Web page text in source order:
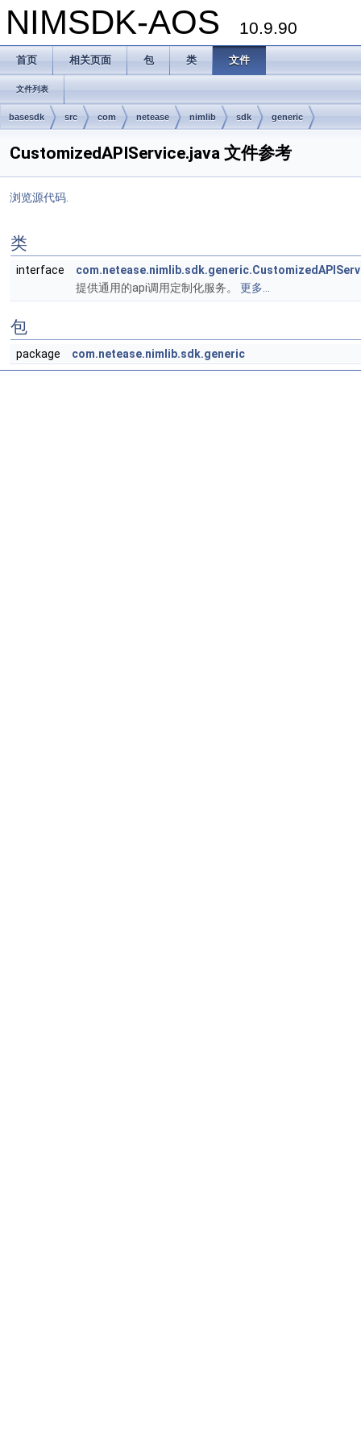
NIMSDK-AOS 10.9.90
首页 相关页面 包 类 文件
文件列表
basesdk src com netease nimlib sdk generic
CustomizedAPIService.java 文件参考
浏览源代码.
类
interface
提供通用的api调用定制化服务。 更多...
包
package com.netease.nimlib.sdk.generic